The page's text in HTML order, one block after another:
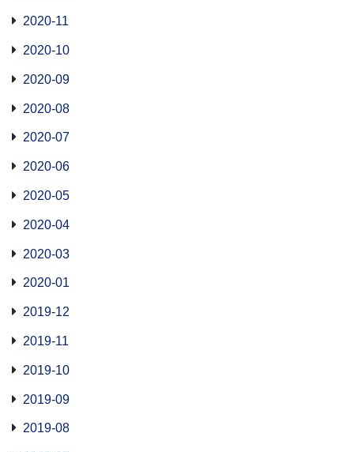
2020-11
2020-10
2020-09
2020-08
2020-07
2020-06
2020-05
2020-04
2020-03
2020-01
2019-12
2019-11
2019-10
2019-09
2019-08